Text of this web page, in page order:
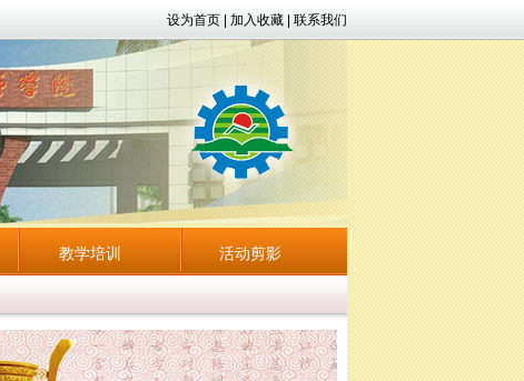
设为首页| 加入收藏| 联系我们
教学培训 活动剪影